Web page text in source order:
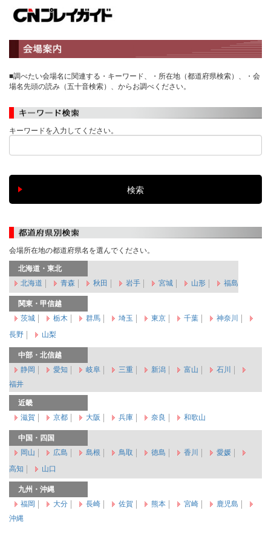
■調べたい会場名に関連する・キーワード、・所在地（都道府県検索）、・会
場名先頭の読み（五十音検索）、からお調べください。
キーワードを入力してください。
会場所在地の都道府県名を選んでください。
北海道・東北
北海道
青森 秋田 岩手 宮城 山形 福島
関東・甲信越
茨城
栃木 群馬 埼玉 東京 千葉
神奈川
長野
山梨
中部・北信越
静岡
愛知 岐阜 三重 新潟 富山
石川
福井
近畿
滋賀
京都 大阪 兵庫 奈良 和歌山
中国・四国
岡山
広島 島根 鳥取 徳島 香川
愛媛
高知
山口
九州・沖縄
福岡
大分 長崎 佐賀 熊本 宮崎
鹿児島
沖縄